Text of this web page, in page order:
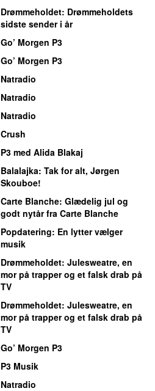
Drømmeholdet: Drømmeholdets
sidste sender i år
Go’ Morgen P3
Go’ Morgen P3
Natradio
Natradio
Natradio
Crush
P3 med Alida Blakaj
Balalajka: Tak for alt, Jørgen
Skouboe!
Carte Blanche: Glædelig jul og
godt nytår fra Carte Blanche
Popdatering: En lytter vælger
musik
Drømmeholdet: Julesweatre, en
mor på trapper og et falsk drab på
TV
Drømmeholdet: Julesweatre, en
mor på trapper og et falsk drab på
TV
Go’ Morgen P3
P3 Musik
Natradio